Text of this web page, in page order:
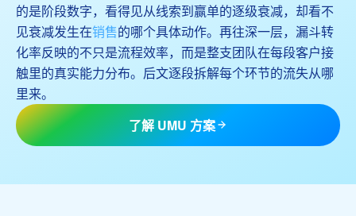
的是阶段数字，看得见从线索到赢单的逐级衰减，却看不
见衰减发生在销售的哪个具体动作。再往深一层，漏斗转
化率反映的不只是流程效率，而是整支团队在每段客户接
触里的真实能力分布。后文逐段拆解每个环节的流失从哪
里来。
了解 UMU 方案